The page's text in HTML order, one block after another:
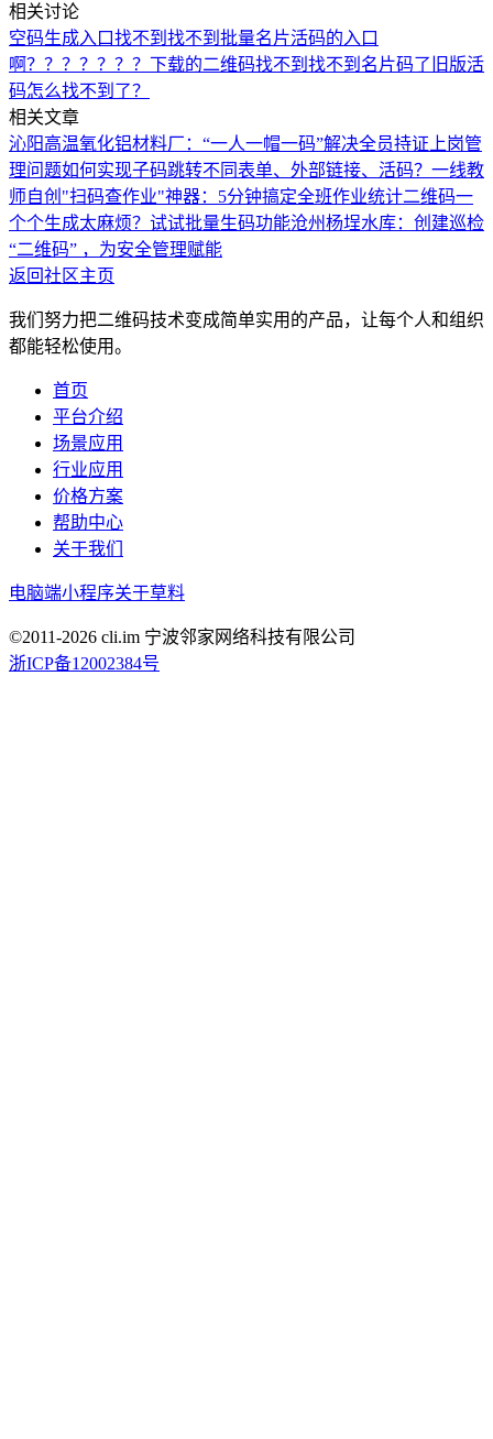
相关讨论
空码生成入口找不到 找不到批量名片活码的入口
啊？？？？？？？ 下载的二维码找不到 找不到名片码了 旧版活
码怎么找不到了？
相关文章
沁阳高温氧化铝材料厂：“一人一帽一码”解决全员持证上岗管
理问题如何实现子码跳转不同表单、外部链接、活码？ 一线教
师自创"扫码查作业"神器：5分钟搞定全班作业统计二维码一
个个生成太麻烦？试试批量生码功能沧州杨埕水库：创建巡检
“二维码” ，为安全管理赋能
返回社区主页
我们努力把二维码技术变成简单实用的产品，让每个人和组织
都能轻松使用。
首页
平台介绍
场景应用
行业应用
价格方案
帮助中心
关于我们
电脑端小程序关于草料
©2011-2026 cli.im 宁波邻家网络科技有限公司
浙ICP备12002384号